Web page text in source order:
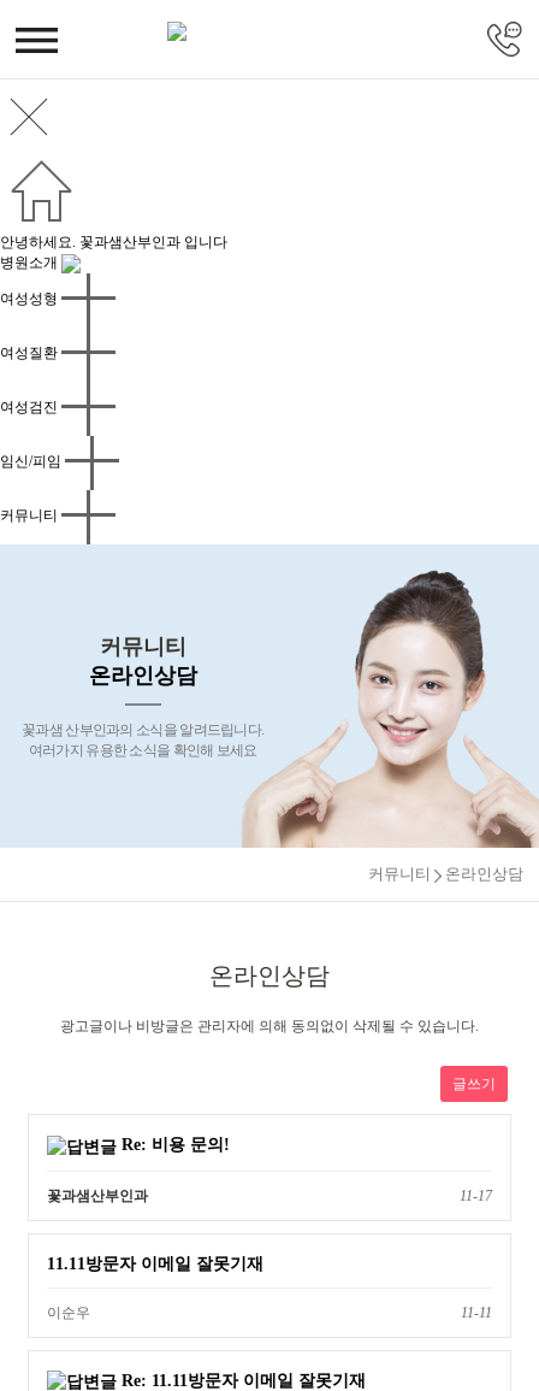
안녕하세요. 꽃과샘산부인과 입니다
병원소개
여성성형
여성질환
여성검진
임신/피임
커뮤니티
커뮤니티
온라인상담
꽃과샘 산부인과의 소식을 알려드립니다.
여러가지 유용한 소식을 확인해 보세요
커뮤니티 온라인상담
온라인상담
광고글이나 비방글은 관리자에 의해 동의없이 삭제될 수 있습니다.
글쓰기
Re: 비용 문의!
꽃과샘산부인과 11-17
11.11방문자 이메일 잘못기재
이순우 11-11
Re: 11.11방문자 이메일 잘못기재